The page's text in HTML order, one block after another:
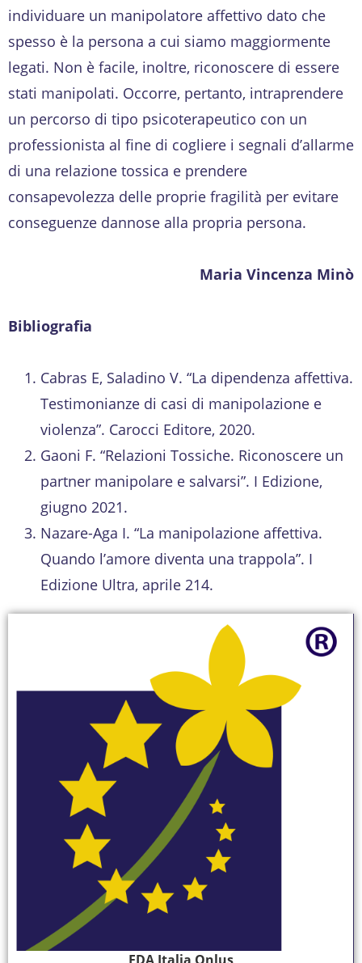
individuare un manipolatore affettivo dato che
spesso è la persona a cui siamo maggiormente
legati. Non è facile, inoltre, riconoscere di essere
stati manipolati. Occorre, pertanto, intraprendere
un percorso di tipo psicoterapeutico con un
professionista al fine di cogliere i segnali d’allarme
di una relazione tossica e prendere
consapevolezza delle proprie fragilità per evitare
conseguenze dannose alla propria persona.
Maria Vincenza Minò
Bibliografia
Cabras E, Saladino V. “La dipendenza affettiva.
Testimonianze di casi di manipolazione e
violenza”. Carocci Editore, 2020.
Gaoni F. “Relazioni Tossiche. Riconoscere un
partner manipolare e salvarsi”. I Edizione,
giugno 2021.
Nazare-Aga I. “La manipolazione affettiva.
Quando l’amore diventa una trappola”. I
Edizione Ultra, aprile 214.